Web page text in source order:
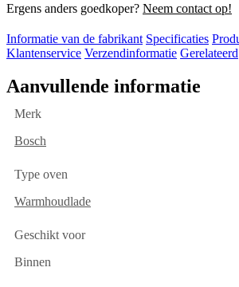
Ergens anders goedkoper? Neem contact op!
Informatie van de fabrikant Specificaties
Klantenservice Verzendinformatie Gerelateerd
Aanvullende informatie
Merk
Bosch
Type oven
Warmhoudlade
Geschikt voor
Binnen